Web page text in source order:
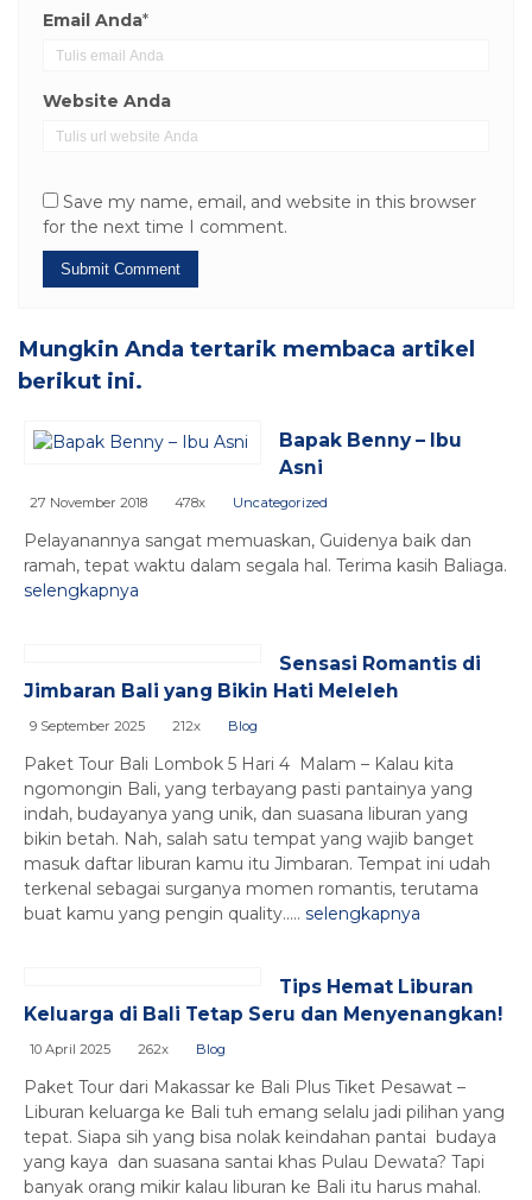
Email Anda*
Website Anda
Save my name, email, and website in this browser
for the next time I comment.
Mungkin Anda tertarik membaca artikel
berikut ini.
Bapak Benny – Ibu
Asni
27 November 2018 478x Uncategorized
Pelayanannya sangat memuaskan, Guidenya baik dan
ramah, tepat waktu dalam segala hal. Terima kasih Baliaga.
selengkapnya
Sensasi Romantis di
Jimbaran Bali yang Bikin Hati Meleleh
9 September 2025 212x Blog
Paket Tour Bali Lombok 5 Hari 4 Malam – Kalau kita
ngomongin Bali, yang terbayang pasti pantainya yang
indah, budayanya yang unik, dan suasana liburan yang
bikin betah. Nah, salah satu tempat yang wajib banget
masuk daftar liburan kamu itu Jimbaran. Tempat ini udah
terkenal sebagai surganya momen romantis, terutama
buat kamu yang pengin quality..... selengkapnya
Tips Hemat Liburan
Keluarga di Bali Tetap Seru dan Menyenangkan!
10 April 2025 262x Blog
Paket Tour dari Makassar ke Bali Plus Tiket Pesawat –
Liburan keluarga ke Bali tuh emang selalu jadi pilihan yang
tepat. Siapa sih yang bisa nolak keindahan pantai budaya
yang kaya dan suasana santai khas Pulau Dewata? Tapi
banyak orang mikir kalau liburan ke Bali itu harus mahal.